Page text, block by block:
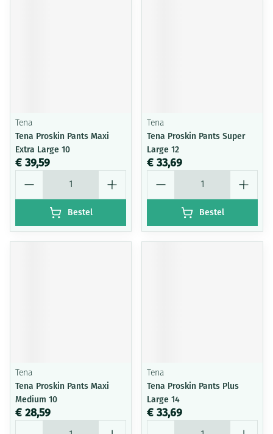
Tena
Tena Proskin Pants Maxi
Extra Large 10
€ 39,59
Bestel
Tena
Tena Proskin Pants Super
Large 12
€ 33,69
Bestel
Tena
Tena Proskin Pants Maxi
Medium 10
€ 28,59
Tena
Tena Proskin Pants Plus
Large 14
€ 33,69